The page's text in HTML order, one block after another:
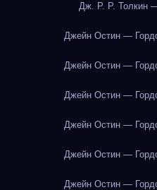
Дж. Р. Р. Толкин
Джейн Остин —
Джейн Остин —
Джейн Остин —
Джейн Остин —
Джейн Остин —
Джейн Остин —